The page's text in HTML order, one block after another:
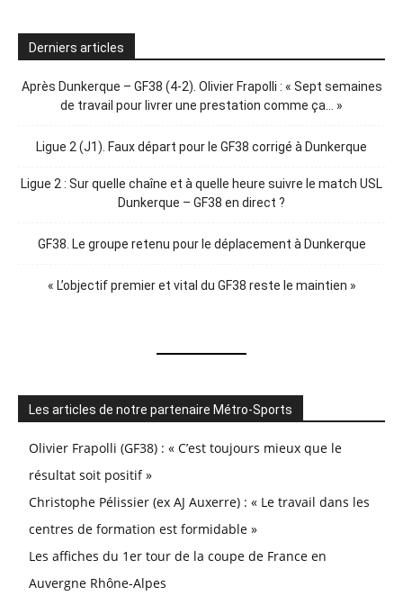
Derniers articles
Après Dunkerque – GF38 (4-2). Olivier Frapolli : « Sept semaines
de travail pour livrer une prestation comme ça… »
Ligue 2 (J1). Faux départ pour le GF38 corrigé à Dunkerque
Ligue 2 : Sur quelle chaîne et à quelle heure suivre le match USL
Dunkerque – GF38 en direct ?
GF38. Le groupe retenu pour le déplacement à Dunkerque
« L’objectif premier et vital du GF38 reste le maintien »
Les articles de notre partenaire Métro-Sports
Olivier Frapolli (GF38) : « C’est toujours mieux que le
résultat soit positif »
Christophe Pélissier (ex AJ Auxerre) : « Le travail dans les
centres de formation est formidable »
Les affiches du 1er tour de la coupe de France en
Auvergne Rhône-Alpes